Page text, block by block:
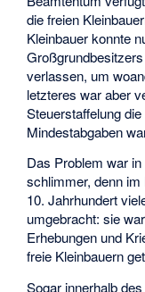
die freien
Kleinbauer konnte
verlassen, um
letzteres war aber
Steuerstaffelung
Mindestabgaben
Das Problem war
schlimmer, denn
10. Jahrhundert
umgebracht: sie
Erhebungen und
freie Kleinbauern
Sogar innerhalb